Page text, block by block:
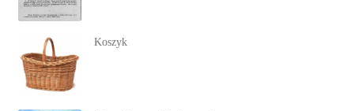
Koszyk